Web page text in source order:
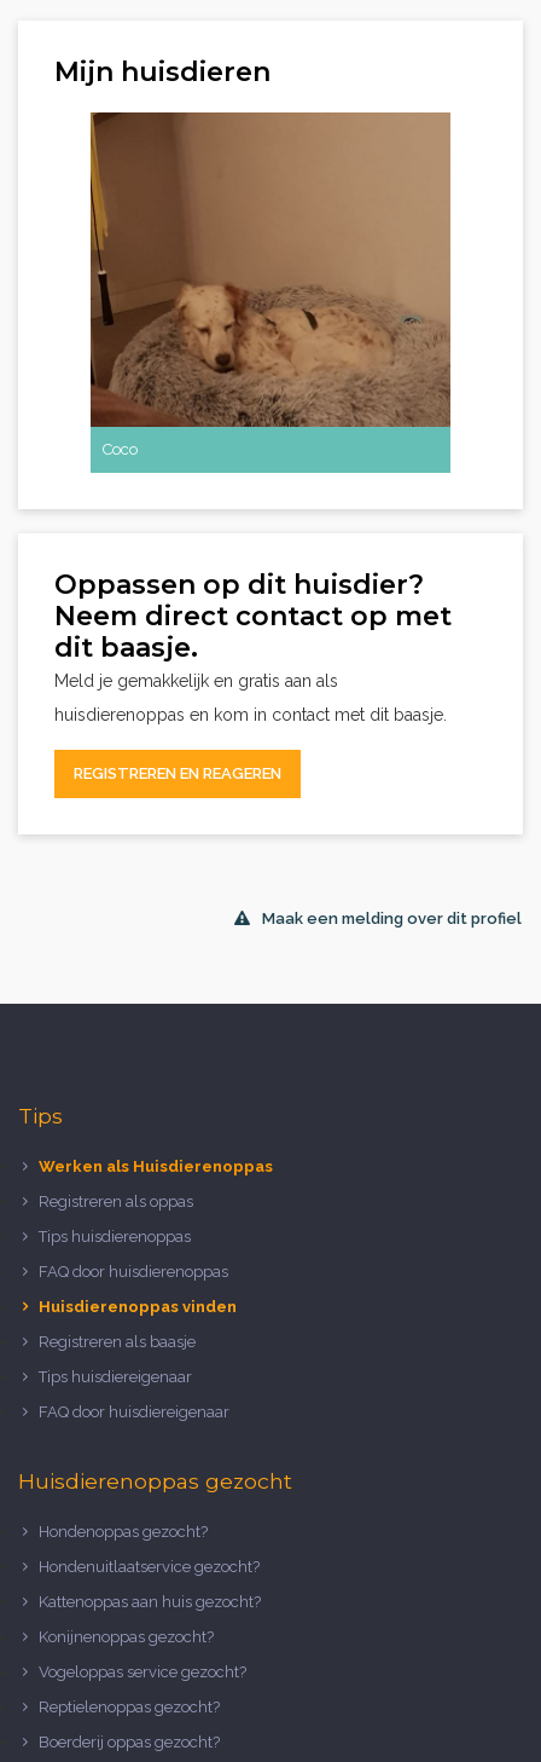
Mijn huisdieren
Coco
Oppassen op dit huisdier?
Neem direct contact op met
dit baasje.
Meld je gemakkelijk en gratis aan als
huisdierenoppas en kom in contact met dit baasje.
REGISTREREN EN REAGEREN
Maak een melding over dit profiel
Tips
Werken als Huisdierenoppas
Registreren als oppas
Tips huisdierenoppas
FAQ door huisdierenoppas
Huisdierenoppas vinden
Registreren als baasje
Tips huisdiereigenaar
FAQ door huisdiereigenaar
Huisdierenoppas gezocht
Hondenoppas gezocht?
Hondenuitlaatservice gezocht?
Kattenoppas aan huis gezocht?
Konijnenoppas gezocht?
Vogeloppas service gezocht?
Reptielenoppas gezocht?
Boerderij oppas gezocht?